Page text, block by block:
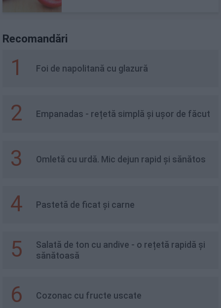
Recomandări
1 Foi de napolitană cu glazură
2 Empanadas - rețetă simplă și ușor de făcut
3 Omletă cu urdă. Mic dejun rapid și sănătos
4 Pastetă de ficat și carne
5
Salată de ton cu andive - o rețetă rapidă și
sănătoasă
6 Cozonac cu fructe uscate